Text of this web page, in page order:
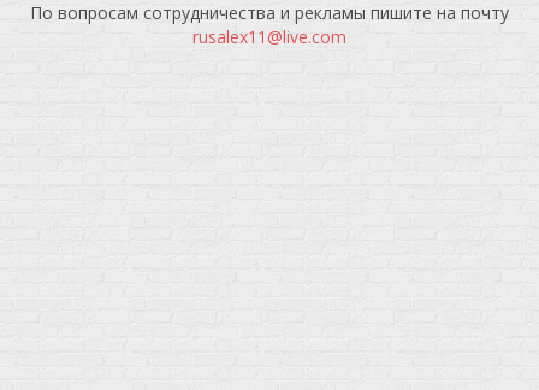
По вопросам сотрудничества и рекламы пишите на почту
rusalex11@live.com